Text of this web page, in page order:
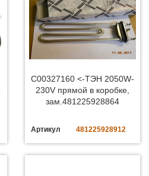
C00327160 <-ТЭН 2050W-
230V прямой в коробке,
зам.481225928864
Артикул 481225928912